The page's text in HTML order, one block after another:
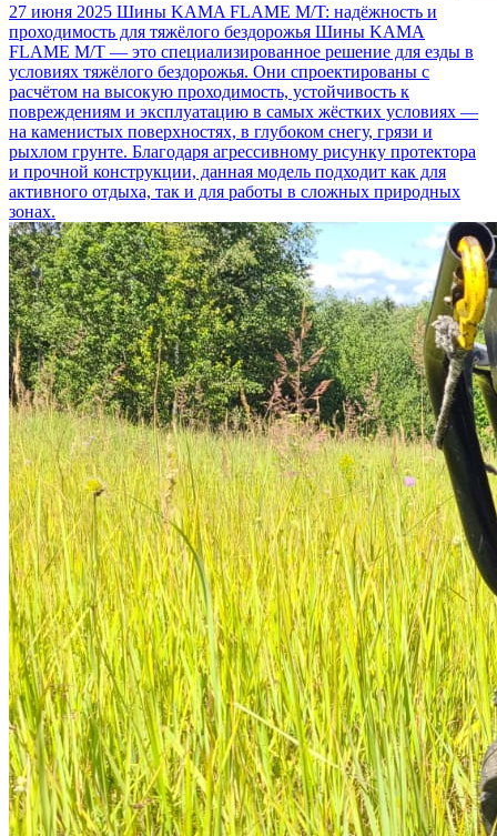
27 июня 2025 Шины KAMA FLAME M/T: надёжность и
проходимость для тяжёлого бездорожья Шины KAMA
FLAME M/T — это специализированное решение для езды в
условиях тяжёлого бездорожья. Они спроектированы с
расчётом на высокую проходимость, устойчивость к
повреждениям и эксплуатацию в самых жёстких условиях —
на каменистых поверхностях, в глубоком снегу, грязи и
рыхлом грунте. Благодаря агрессивному рисунку протектора
и прочной конструкции, данная модель подходит как для
активного отдыха, так и для работы в сложных природных
зонах.